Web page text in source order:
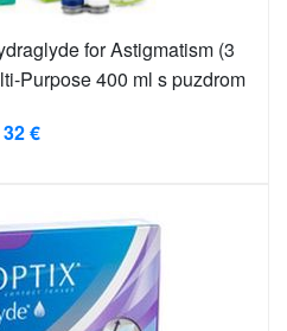
for Astigmatism (3
Purpose 400 ml s puzdrom
32 €